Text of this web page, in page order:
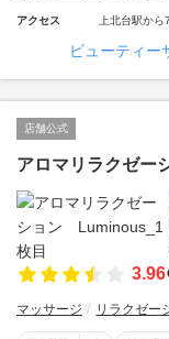
アクセス 上北台駅か
ビューティー
店舗公式
アロマリラクゼ
3.96
マッサージ リラクゼー